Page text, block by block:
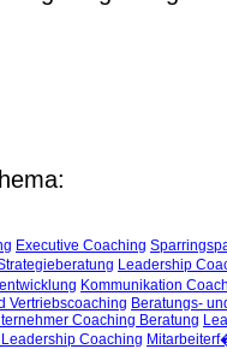
Executive Coaching
Leadership
Kommunikation
Vertriebscoaching Beratungs-
Coaching Beratung
Coaching